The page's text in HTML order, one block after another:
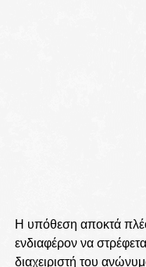
Η υπόθεση αποκτά
ενδιαφέρον να
διαχειριστή του